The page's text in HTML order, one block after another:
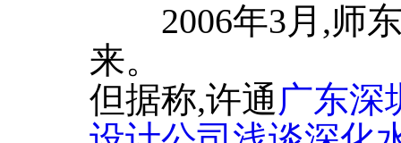
2006年3月,师东
来。
但据称,许通 广东深